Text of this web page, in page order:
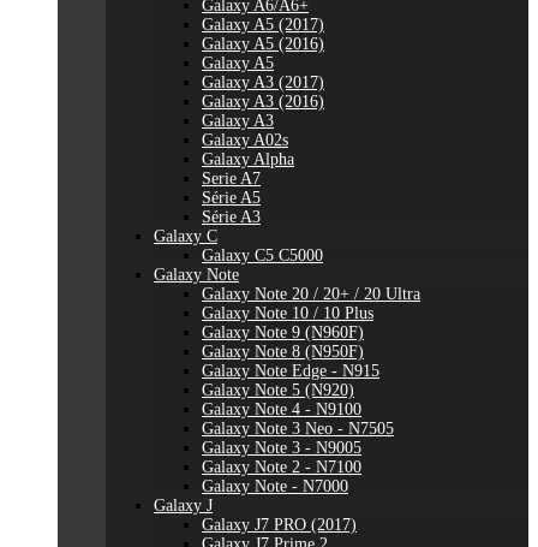
Galaxy A6/A6+
Galaxy A5 (2017)
Galaxy A5 (2016)
Galaxy A5
Galaxy A3 (2017)
Galaxy A3 (2016)
Galaxy A3
Galaxy A02s
Galaxy Alpha
Serie A7
Série A5
Série A3
Galaxy C
Galaxy C5 C5000
Galaxy Note
Galaxy Note 20 / 20+ / 20 Ultra
Galaxy Note 10 / 10 Plus
Galaxy Note 9 (N960F)
Galaxy Note 8 (N950F)
Galaxy Note Edge - N915
Galaxy Note 5 (N920)
Galaxy Note 4 - N9100
Galaxy Note 3 Neo - N7505
Galaxy Note 3 - N9005
Galaxy Note 2 - N7100
Galaxy Note - N7000
Galaxy J
Galaxy J7 PRO (2017)